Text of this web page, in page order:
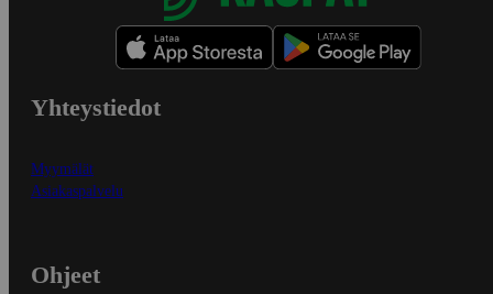
Yhteystiedot
Myymälät
Asiakaspalvelu
Ohjeet